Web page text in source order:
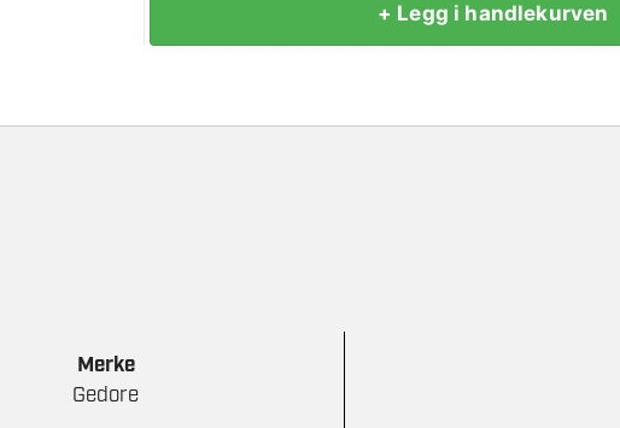
+ Legg i handlekurven
Merke
Gedore